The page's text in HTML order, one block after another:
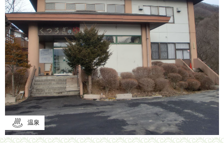
体験 イベント ツアー
中之条町その他のエリア
温泉